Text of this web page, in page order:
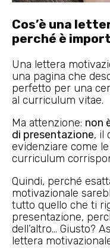
Cos’è una
perché è
Una lettera
una pagina che
perfetto per una
al curriculum vitae.
Ma attenzione: non
di presentazione, il
evidenziare come
curriculum
Quindi, perché
motivazionale
tutto quello che ti
presentazione,
dell’altro… Giusto?
lettera